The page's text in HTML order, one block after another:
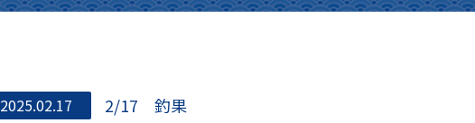
2025.02.17 2/17 釣果